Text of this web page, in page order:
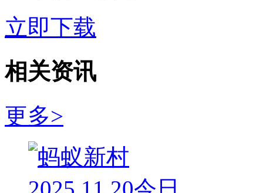
立即下载
相关资讯
更多>